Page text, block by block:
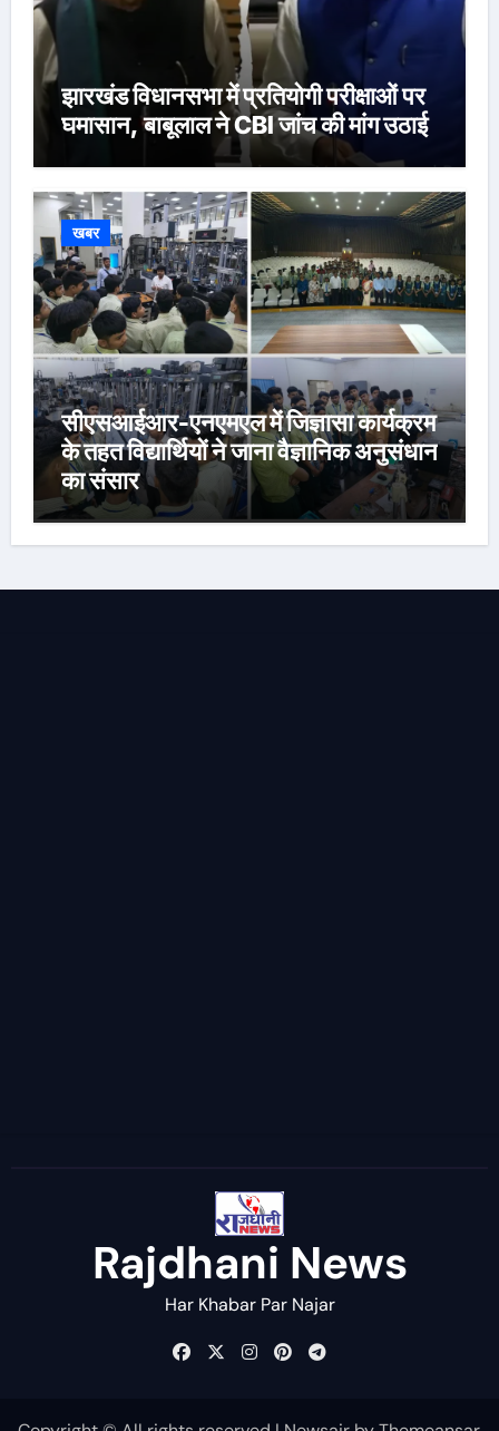
झारखंड विधानसभा में प्रतियोगी परीक्षाओं पर
घमासान, बाबूलाल ने CBI जांच की मांग उठाई
खबर
सीएसआईआर-एनएमएल में जिज्ञासा कार्यक्रम
के तहत विद्यार्थियों ने जाना वैज्ञानिक अनुसंधान
का संसार
Rajdhani News
Har Khabar Par Najar